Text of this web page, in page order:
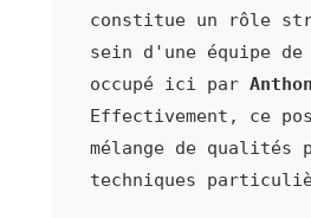
constitue un rôle
sein d'une équipe de
occupé ici par
Effectivement, ce
mélange de qualités
techniques